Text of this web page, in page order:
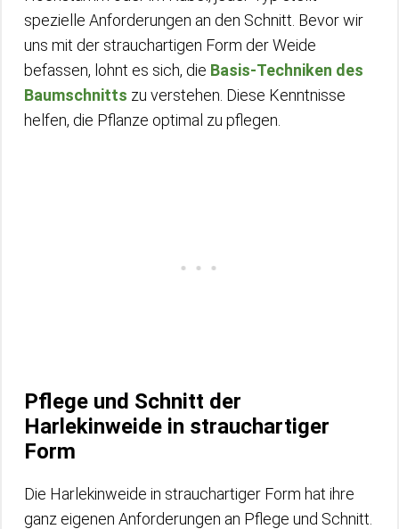
spezielle Anforderungen an den Schnitt. Bevor wir
uns mit der strauchartigen Form der Weide
befassen, lohnt es sich, die Basis-Techniken des
Baumschnitts zu verstehen. Diese Kenntnisse
helfen, die Pflanze optimal zu pflegen.
Pflege und Schnitt der
Harlekinweide in strauchartiger
Form
Die Harlekinweide in strauchartiger Form hat ihre
ganz eigenen Anforderungen an Pflege und Schnitt.